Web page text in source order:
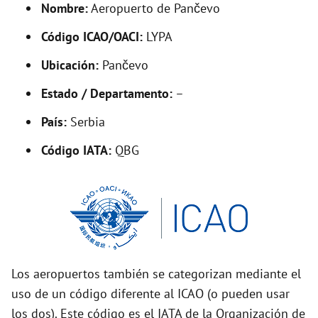
Nombre:Aeropuerto de Pančevo
Código ICAO/OACI: LYPA
Ubicación: Pančevo
Estado / Departamento: –
País: Serbia
Código IATA: QBG
Los aeropuertos también se categorizan mediante el
uso de un código diferente al ICAO (o pueden usar
los dos). Este código es el IATA de la Organización de